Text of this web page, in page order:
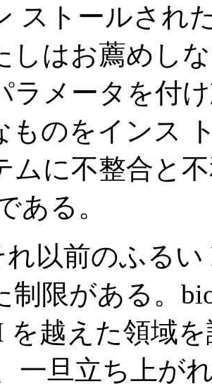
ストールされ
しはお薦めし
ラメータを付
ものをインス
ムに不整合と
ある。
れ以前のふる
制限がある。
を越えた領域
一旦立ち上が